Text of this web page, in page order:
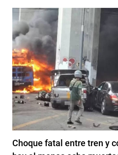
Choque fatal entre tren y